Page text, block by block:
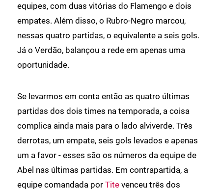
equipes, com duas vitórias do Flamengo e dois
empates. Além disso, o Rubro-Negro marcou,
nessas quatro partidas, o equivalente a seis gols.
Já o Verdão, balançou a rede em apenas uma
oportunidade.
Se levarmos em conta então as quatro últimas
partidas dos dois times na temporada, a coisa
complica ainda mais para o lado alviverde. Três
derrotas, um empate, seis gols levados e apenas
um a favor - esses são os números da equipe de
Abel nas últimas partidas. Em contrapartida, a
equipe comandada por Tite venceu três dos